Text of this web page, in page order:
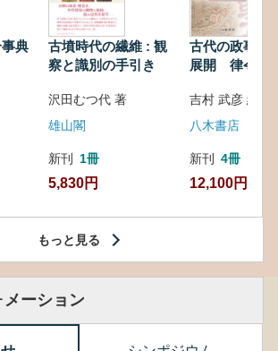
典
古墳時代の繊維 : 観
察と識別の手引き
沢田むつ代 著
雄山閣
新刊 1冊
5,830円
古代の政事と
展開 律令・
吉村 武彦 編集
八木書店
新刊 4冊
12,100円
もっと見る
メーション